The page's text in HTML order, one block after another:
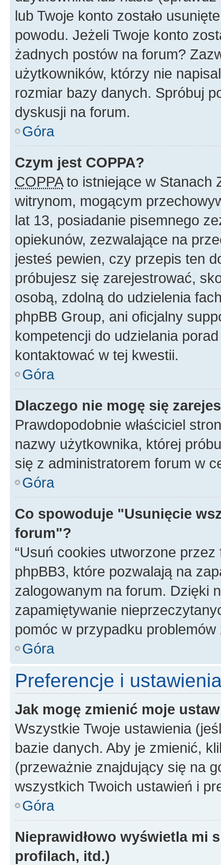
lub Twoje konto zostało
powodu. Jeżeli Twoje konto
żadnych postów na forum?
użytkowników, którzy nie
rozmiar bazy danych. Spróbuj
dyskusji na forum.
Góra
Czym jest COPPA?
COPPAto istniejące w Stanach
witrynom, mogącym
lat 13, posiadanie pisemnego
opiekunów, zezwalające na
jesteś pewien, czy przepis ten
próbujesz się zarejestrować,
osobą, zdolną do udzielenia
phpBB Group, ani oficjalny
kompetencji do udzielania
kontaktować w tej kwestii.
Góra
Dlaczego nie mogę się
Prawdopodobnie właściciel
nazwy użytkownika, której
się z administratorem forum w
Góra
Co spowoduje "Usunięcie
forum"?
“Usuń cookies utworzone
phpBB3, które pozwalają na
zalogowanym na forum. Dzięki
zapamiętywanie
pomóc w przypadku
Góra
Preferencje i
Jak mogę zmienić moje
Wszystkie Twoje ustawienia
bazie danych. Aby je zmienić,
(przeważnie znajdujący się na
wszystkich Twoich ustawień i
Góra
Nieprawidłowo wyświetla mi
profilach, itd.)